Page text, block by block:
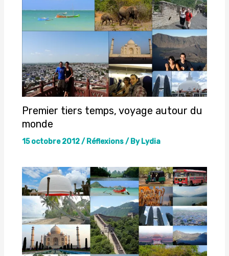
Premier tiers temps, voyage autour du
monde
15 octobre 2012/ Réflexions/ ByLydia